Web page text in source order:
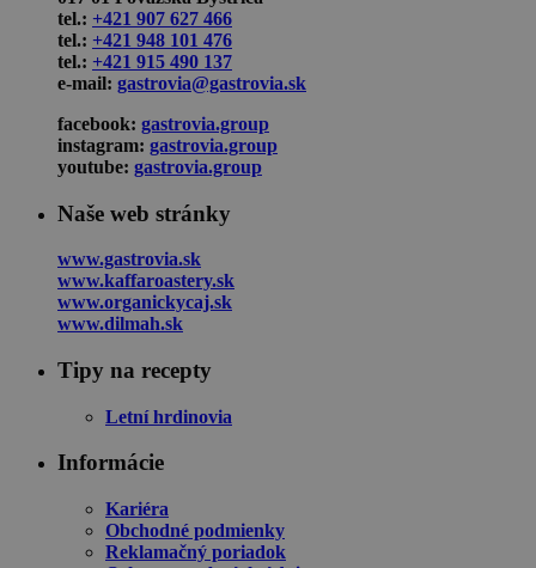
tel.: +421 907 627 466
tel.: +421 948 101 476
tel.: +421 915 490 137
e-mail: gastrovia@gastrovia.sk
facebook: gastrovia.group
instagram: gastrovia.group
youtube: gastrovia.group
Naše web stránky
www.gastrovia.sk
www.kaffaroastery.sk
www.organickycaj.sk
www.dilmah.sk
Tipy na recepty
Letní hrdinovia
Informácie
Kariéra
Obchodné podmienky
Reklamačný poriadok